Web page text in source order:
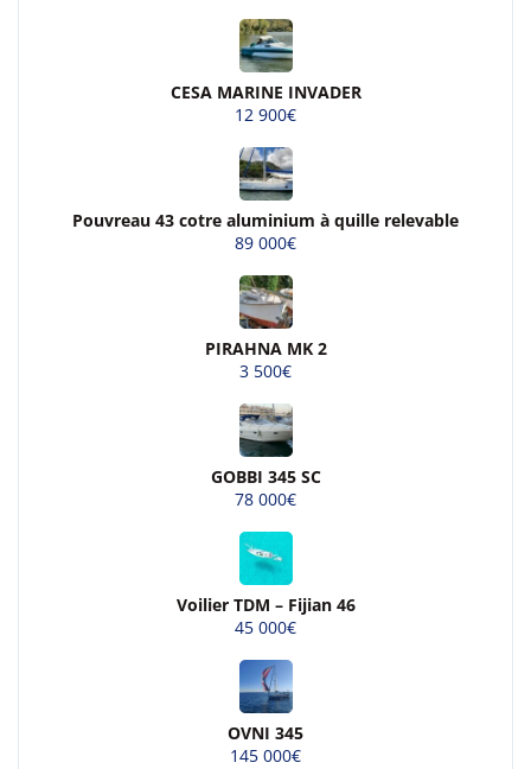
CESA MARINE INVADER
12 900€
Pouvreau 43 cotre aluminium à quille relevable
89 000€
PIRAHNA MK 2
3 500€
GOBBI 345 SC
78 000€
Voilier TDM – Fijian 46
45 000€
OVNI 345
145 000€